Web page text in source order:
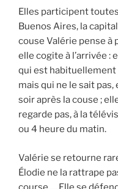
Elles participent
Buenos Aires, la
couse Valérie pense à
elle cogite à l’arrivée :
qui est habituellement
mais qui ne le sait pas,
soir après la couse ;
regarde pas, à la
ou 4 heure du matin.
Valérie se retourne
Élodie ne la rattrape